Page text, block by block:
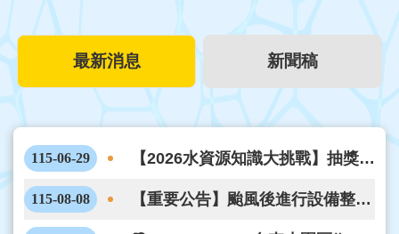
最新消息 新聞稿
115-06-29
【2026水資源知識大挑戰】抽獎活
一起來參加!
115-08-08
【重要公告】颱風後進行設備整理